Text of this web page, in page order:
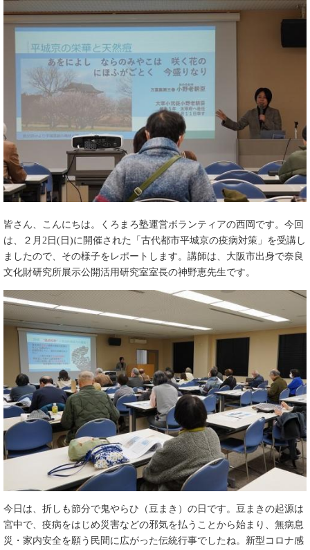
皆さん、こんにちは。くろまろ塾運営ボランティアの西岡です。今回
は、２月2日(日)に開催された「古代都市平城京の疫病対策」を受講し
ましたので、その様子をレポートします。講師は、大阪市出身で奈良
文化財研究所展示公開活用研究室室長の神野恵先生です。
今日は、折しも節分で鬼やらひ（豆まき）の日です。豆まきの起源は
宮中で、疫病をはじめ災害などの邪気を払うことから始まり、無病息
災・家内安全を願う民間に広がった伝統行事でしたね。新型コロナ感